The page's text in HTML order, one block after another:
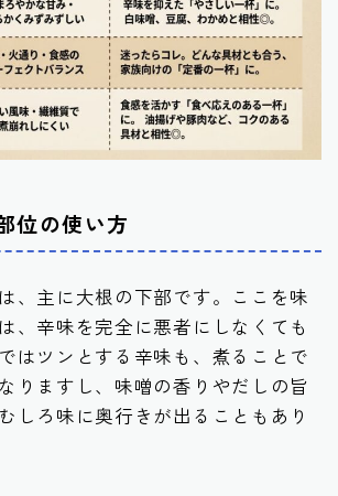
位の使い方
、主に大根の下部です。ここを味
、辛味を完全に悪者にしなくても
はツンとする辛味も、煮ることで
りますし、味噌の香りやだしの旨
しろ味に奥行きが出ることもあり